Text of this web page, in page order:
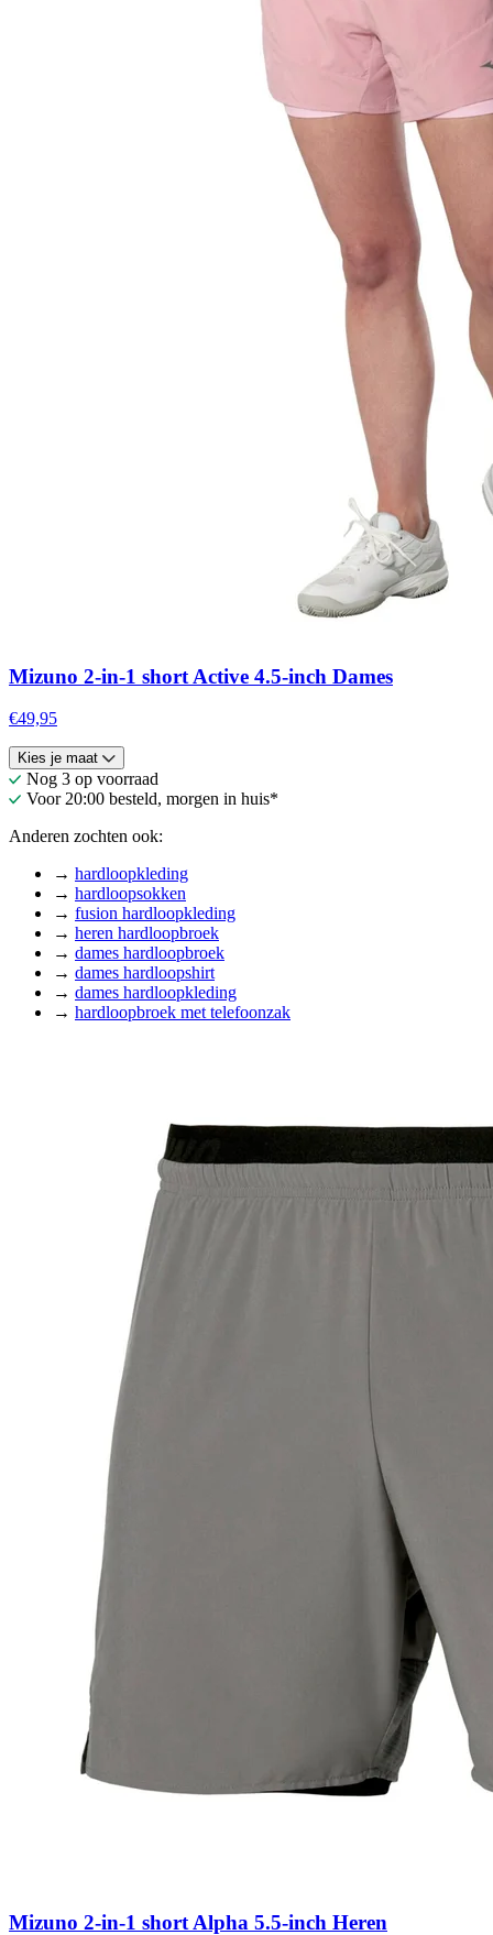
Mizuno 2-in-1 short Active 4.5-inch Dames
€49,95
Kies je maat
Nog 3 op voorraad
Voor 20:00 besteld, morgen in huis*
Anderen zochten ook:
→ hardloopkleding
→ hardloopsokken
→ fusion hardloopkleding
→ heren hardloopbroek
→ dames hardloopbroek
→ dames hardloopshirt
→ dames hardloopkleding
→ hardloopbroek met telefoonzak
Mizuno 2-in-1 short Alpha 5.5-inch Heren